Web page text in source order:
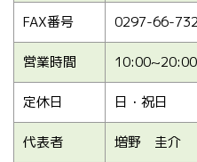
FAX番号 0297-66-
営業時間 10:00~20:00
定休日 日・祝日
代表者 増野 圭介